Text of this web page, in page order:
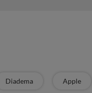
Diadema Apple